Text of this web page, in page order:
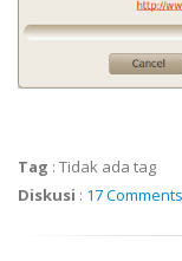
Tag : Tidak ada tag
Diskusi : 17 Comments